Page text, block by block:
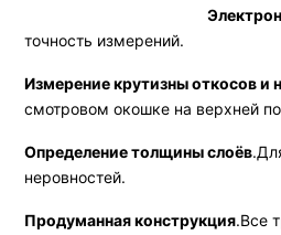
точность измерений.
Измерение крутизны откосов и
смотровом окошке на верхней
Определение толщины слоёв
неровностей.
Продуманная конструкция.Все